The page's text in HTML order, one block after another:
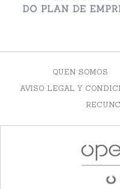
QUEN SOMOS
AVISO LEGAL Y